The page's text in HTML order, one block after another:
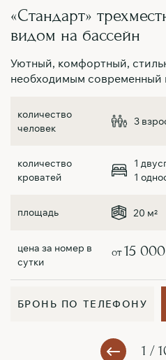
«Стандарт»
видом на бассейн
Уютный, комфортный,
необходимым современный
3
1
1
20 м2
от15
БРОН Ь ПО ТЕЛЕФОНУ
1 /